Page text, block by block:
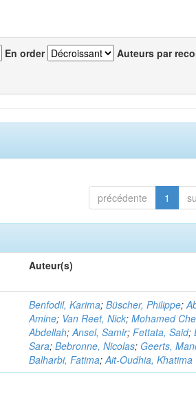
En order Auteurs par
précédente 1
Auteur(s)
Benfodil, Karima;Büscher, Philippe;
Amine; Van Reet, Nick;Mohamed
Abdellah;Ansel, Samir;Fettata, Said;
Sara;Bebronne, Nicolas; Geerts,
Balharbi, Fatima;Ait-Oudhia, Khatima